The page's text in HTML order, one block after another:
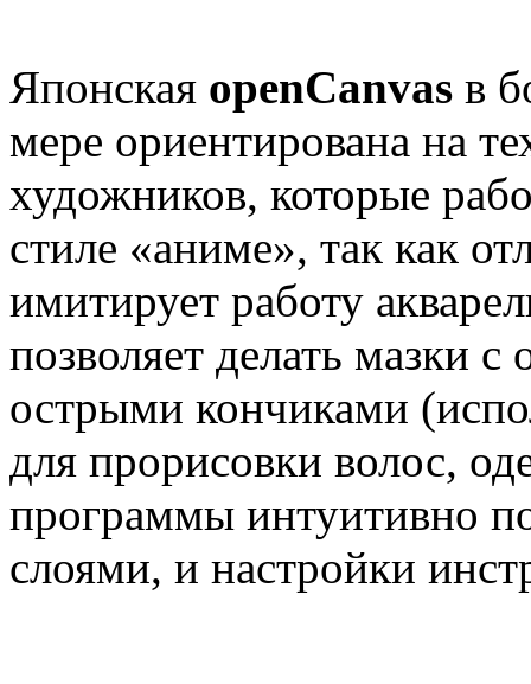
Японская openCanvas в
мере ориентирована на
художников, которые
стиле «аниме», так как
имитирует работу
позволяет делать мазки с
острыми кончиками
для прорисовки волос,
программы интуитивно
слоями, и настройки